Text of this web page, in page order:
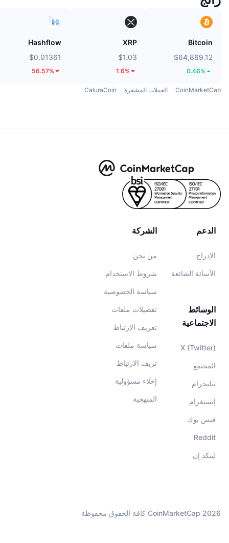
Bitcoin
$64,869.12
0.46%
XRP
$1.03
1.6%
Hashflow
$0.01361
56.57%
CoinMarketCap العملات المشفرة CaluraCoin
الشركة
من نحن
شروط الاستخدام
سياسة الخصوصية
تفضيلات ملفات
تعريف الارتباط
سياسة ملفات
تريف الارتباط
إخلاء مسؤولية
المنهجية
الدعم
الإدراج
الأسائة الشائعة
الوسائط
الاجتماعية
X (Twitter)
المجتمع
تيليجرام
إنستغرام
فيس بوك
Reddit
لينكد إن
CoinMarketCap 2026 كافة الحقوق محفوظة